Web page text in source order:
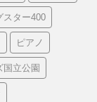
スター400
ピアノ
国立公園